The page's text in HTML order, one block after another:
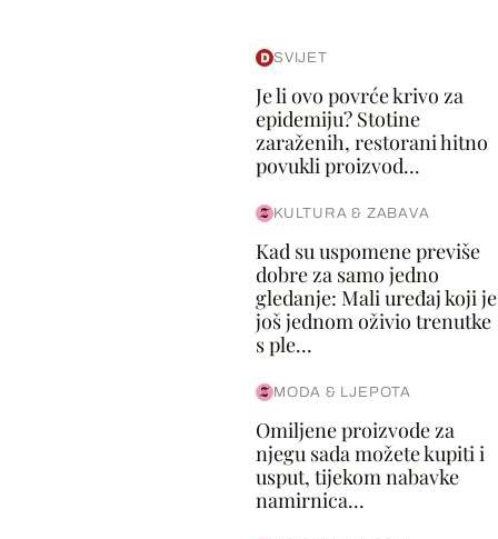
SVIJET
Je li ovo povrće krivo za
epidemiju? Stotine
zaraženih, restorani hitno
povukli proizvod...
KULTURA & ZABAVA
Kad su uspomene previše
dobre za samo jedno
gledanje: Mali uređaj koji je
još jednom oživio trenutke
s ple...
MODA & LJEPOTA
Omiljene proizvode za
njegu sada možete kupiti i
usput, tijekom nabavke
namirnica...